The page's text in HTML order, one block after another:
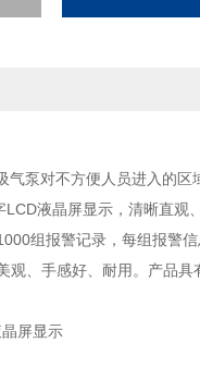
气泵对不方便人员进入的区
液晶屏显示，清晰直观
组报警记录，每组报警
观、手感好、耐用。产品具
屏显示